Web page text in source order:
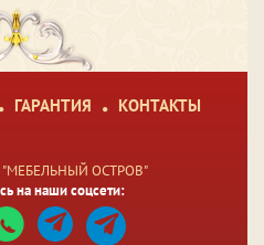
ГАРАНТИЯ КОНТАКТЫ
"МЕБЕЛЬНЫЙ ОСТРОВ"
на наши соцсети: